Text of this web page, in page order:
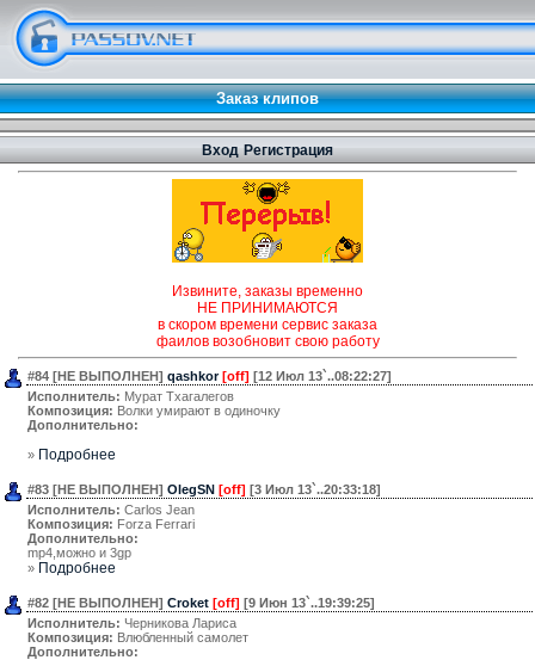
Заказ клипов
Вход Регистрация
Извините, заказы временно
НЕ ПРИНИМАЮТСЯ
в скором времени сервис заказа
фаилов возобновит свою работу
#84 [НЕ ВЫПОЛНЕН] qashkor [off] [12 Июл 13`..08:22:27]
Исполнитель: Мурат Тхагалегов
Композиция: Волки умирают в одиночку
Дополнительно:
» Подробнее
#83 [НЕ ВЫПОЛНЕН] OlegSN [off] [3 Июл 13`..20:33:18]
Исполнитель: Carlos Jean
Композиция: Forza Ferrari
Дополнительно:
mp4,можно и 3gp
» Подробнее
#82 [НЕ ВЫПОЛНЕН] Croket [off] [9 Июн 13`..19:39:25]
Исполнитель: Черникова Лариса
Композиция: Влюбленный самолет
Дополнительно: